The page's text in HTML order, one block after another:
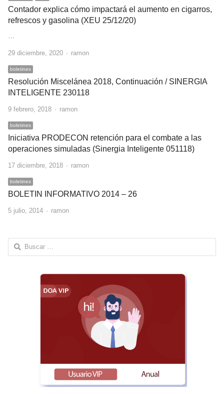
Contador explica cómo impactará el aumento en cigarros,
refrescos y gasolina (XEU 25/12/20)
29 diciembre, 2020 Author
ramon
boletines
Resolución Miscelánea 2018, Continuación / SINERGIA
INTELIGENTE 230118
9 febrero, 2018 Author
ramon
boletines
Iniciativa PRODECON retención para el combate a las
operaciones simuladas (Sinergia Inteligente 051118)
17 diciembre, 2018 Author
ramon
boletines
BOLETIN INFORMATIVO 2014 – 26
5 julio, 2014 Author
ramon
Buscar: